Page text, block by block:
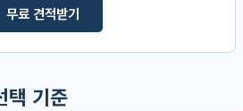
무료 견적받기
택 기준